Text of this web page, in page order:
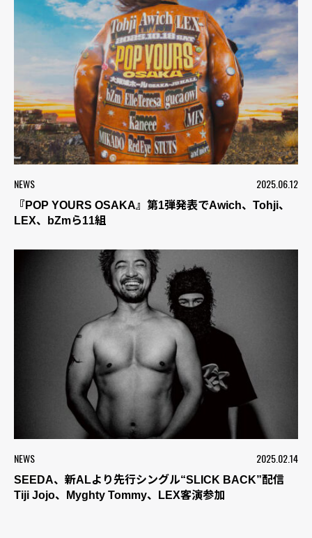
NEWS 2025.06.12
『POP YOURS OSAKA』第1弾発表でAwich、Tohji、
LEX、bZmら11組
NEWS 2025.02.14
SEEDA、新ALより先行シングル“SLICK BACK”配信
Tiji Jojo、Myghty Tommy、LEX客演参加